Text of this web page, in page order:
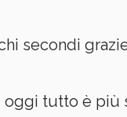
secondi
oggi tutto è